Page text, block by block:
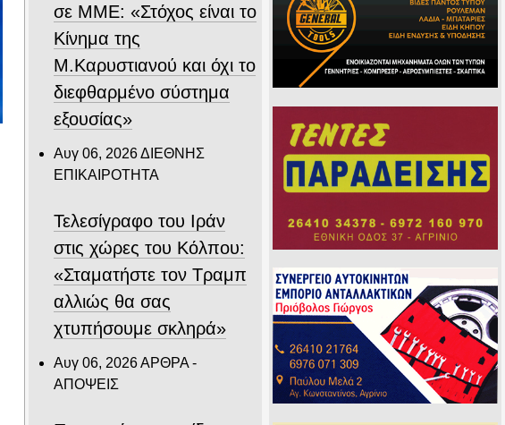
σε ΜΜΕ: «Στόχος είναι το
Κίνημα της
Μ.Καρυστιανού και όχι το
διεφθαρμένο σύστημα
εξουσίας»
Αυγ 06, 2026ΔΙΕΘΝΗΣ
ΕΠΙΚΑΙΡΟΤΗΤΑ
Τελεσίγραφο του Ιράν
στις χώρες του Κόλπου:
«Σταματήστε τον Τραμπ
αλλιώς θα σας
χτυπήσουμε σκληρά»
Αυγ 06, 2026ΑΡΘΡΑ -
ΑΠΟΨΕΙΣ